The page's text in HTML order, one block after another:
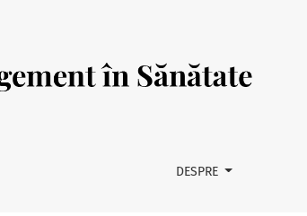
integrat al serviciilor de sanatate
DESPRE